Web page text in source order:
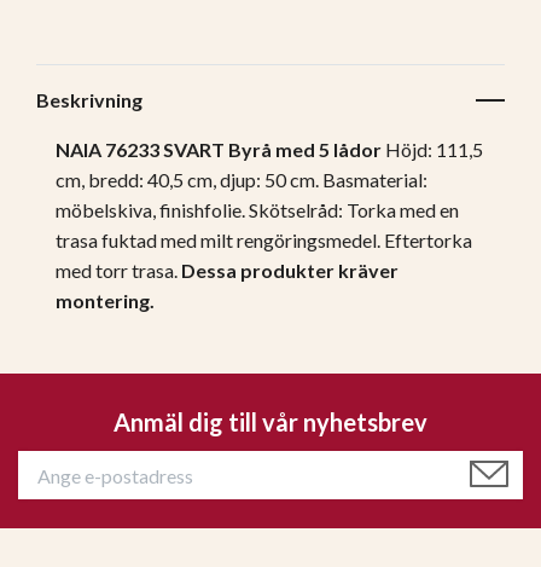
Beskrivning
NAIA 76233 SVART Byrå med 5 lådor Höjd: 111,5
cm, bredd: 40,5 cm, djup: 50 cm. Basmaterial:
möbelskiva, finishfolie.Skötselråd: Torka med en
trasa fuktad med milt rengöringsmedel. Eftertorka
med torr trasa. Dessa produkter kräver
montering.
Anmäl dig till vår nyhetsbrev